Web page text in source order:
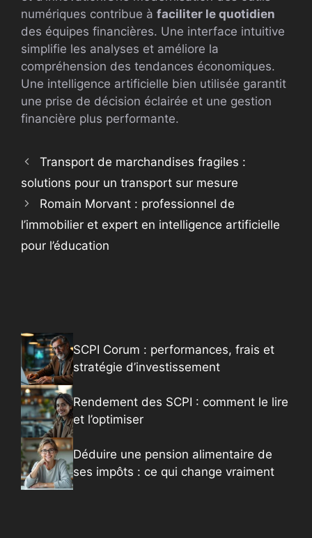
numériques contribue à faciliter le quotidien
des équipes financières. Une interface intuitive
simplifie les analyses et améliore la
compréhension des tendances économiques.
Une intelligence artificielle bien utilisée garantit
une prise de décision éclairée et une gestion
financière plus performante.
Transport de marchandises fragiles :
solutions pour un transport sur mesure
Romain Morvant : professionnel de
l’immobilier et expert en intelligence artificielle
pour l’éducation
SCPI Corum : performances, frais et
stratégie d’investissement
Rendement des SCPI : comment le lire
et l’optimiser
Déduire une pension alimentaire de
ses impôts : ce qui change vraiment